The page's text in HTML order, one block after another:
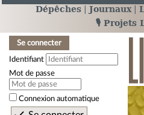
Dépêches Journaux
🎙️ Projets
Se connecter
Identifiant
Mot de passe
Connexion automatique